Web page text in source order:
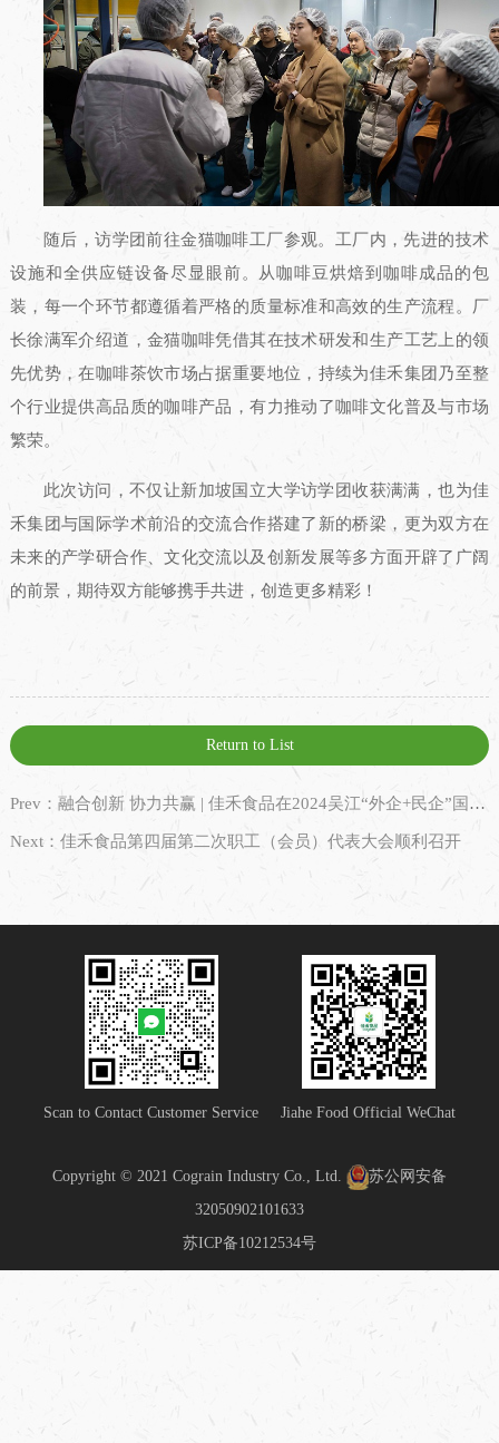
随后，访学团前往金猫咖啡工厂参观。工厂内，先进的技术
设施和全供应链设备尽显眼前。从咖啡豆烘焙到咖啡成品的包
装，每一个环节都遵循着严格的质量标准和高效的生产流程。厂
长徐满军介绍道，金猫咖啡凭借其在技术研发和生产工艺上的领
先优势，在咖啡茶饮市场占据重要地位，持续为佳禾集团乃至整
个行业提供高品质的咖啡产品，有力推动了咖啡文化普及与市场
繁荣。
此次访问，不仅让新加坡国立大学访学团收获满满，也为佳
禾集团与国际学术前沿的交流合作搭建了新的桥梁，更为双方在
未来的产学研合作、文化交流以及创新发展等多方面开辟了广阔
的前景，期待双方能够携手共进，创造更多精彩！
Return to List
Prev：融合创新 协力共赢 | 佳禾食品在2024吴江“外企+民企”国际供应链与ESG可持续发展大会上被授予“优秀会员”称号
Next：佳禾食品第四届第二次职工（会员）代表大会顺利召开
Scan to Contact Customer Service Jiahe Food Official WeChat
Copyright © 2021 Cograin Industry Co., Ltd.
苏公网安备
32050902101633
苏ICP备10212534号